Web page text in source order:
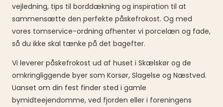
vejledning, tips til borddækning og inspiration til at
sammensætte den perfekte påskefrokost. Og med
vores tomservice-ordning afhenter vi porcelæn og fade,
så du ikke skal tænke på det bagefter.
Vi leverer påskefrokost ud af huset i Skælskør og de
omkringliggende byer som Korsør, Slagelse og Næstved.
Uanset om din fest finder sted i gamle
bymidteejendomme, ved fjorden eller i foreningens